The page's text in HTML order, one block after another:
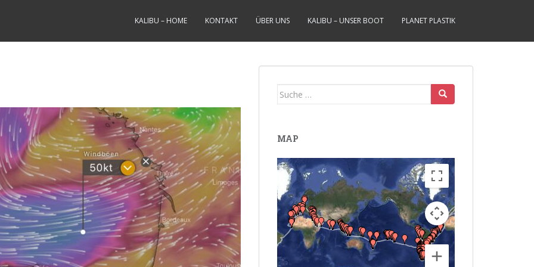
KALIBU – HOME KONTAKT ÜBER UNS KALIBU – UNSER BOOT PLANET PLASTIK
Suche
MAP